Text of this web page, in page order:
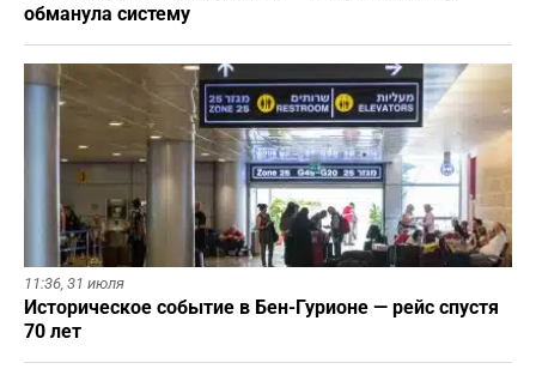
обманула систему
11:36, 31 июля
Историческое событие в Бен-Гурионе — рейс спустя
70 лет